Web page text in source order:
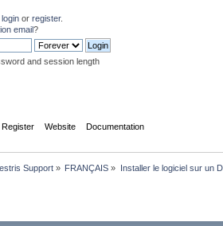
loginor register.
email?
and session length
Register Website Documentation
Support » FRANÇAIS » Installer le logiciel sur un